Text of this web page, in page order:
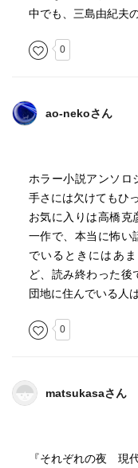
は家庭を持ってい
は？と思う出来事が
電話がかかり、女が
錆色の水の対比が不
い。怖さよりもいや
このアンソロジーの
結核療養所の入院患
自殺した患者から遺
ほしいという頼み
は、自殺の原因は失
感覚。そして家の中
の妹。眠っているう
重なる嫌な感覚。ヒ
遠藤周作「その一言」
「死んでしまえ」と
不倫相手のホステ
中でも、三島由紀夫
0
ao-nekoさん
ホラー小説アンソロ
手さには欠けてもひ
お気に入りは高橋克
一作で、本当に怖い
でいるときにはあ
ど、読み終わった後
団地に住んでいる人
0
matsukasaさん
『それぞれの夜 現